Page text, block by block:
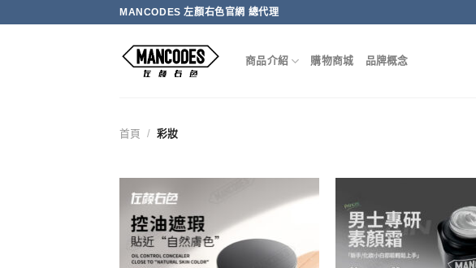
MANCODES 左顏右色官網 總代理
商品介紹 購物商城 品牌概念
首頁 / 彩妝